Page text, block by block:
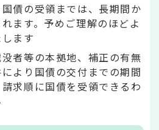
債の受領までは、長期間か
ます。予めご理解のほどよ
ます
者等の本拠地、補正の有無
より国債の交付までの期間
求順に国債を受領できるわ